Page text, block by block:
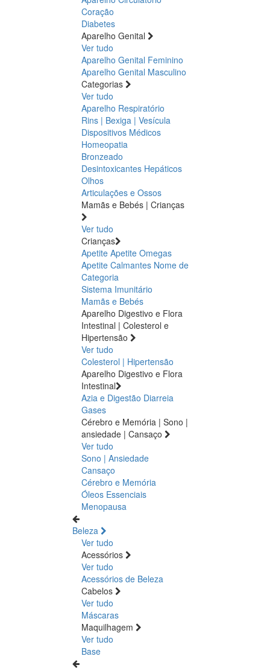
Coração
Diabetes
Aparelho Genital
Ver tudo
Aparelho Genital Feminino
Aparelho Genital Masculino
Categorias
Ver tudo
Aparelho Respiratório
Rins | Bexiga | Vesícula
Dispositivos Médicos
Homeopatia
Bronzeado
Desintoxicantes Hepáticos
Olhos
Articulações e Ossos
Mamãs e Bebés | Crianças
Ver tudo
Crianças
Apetite Apetite Omegas
Apetite Calmantes Nome de
Categoria
Sistema Imunitário
Mamãs e Bebés
Aparelho Digestivo e Flora
Intestinal | Colesterol e
Hipertensão
Ver tudo
Colesterol | Hipertensão
Aparelho Digestivo e Flora
Intestinal
Azia e Digestão Diarreia
Gases
Cérebro e Memória | Sono |
ansiedade | Cansaço
Ver tudo
Sono | Ansiedade
Cansaço
Cérebro e Memória
Óleos Essenciais
Menopausa
Beleza
Ver tudo
Acessórios
Ver tudo
Acessórios de Beleza
Cabelos
Ver tudo
Máscaras
Maquilhagem
Ver tudo
Base